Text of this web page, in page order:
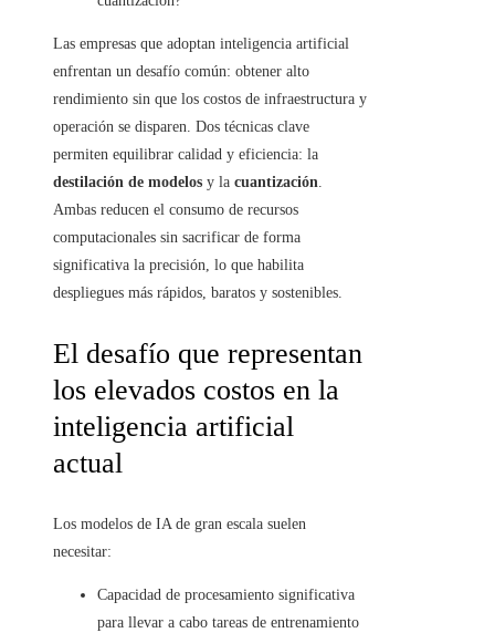
Las empresas que adoptan inteligencia artificial
enfrentan un desafío común: obtener alto
rendimiento sin que los costos de infraestructura y
operación se disparen. Dos técnicas clave
permiten equilibrar calidad y eficiencia: la
destilación de modelos y la cuantización.
Ambas reducen el consumo de recursos
computacionales sin sacrificar de forma
significativa la precisión, lo que habilita
despliegues más rápidos, baratos y sostenibles.
El desafío que representan
los elevados costos en la
inteligencia artificial
actual
Los modelos de IA de gran escala suelen
necesitar:
Capacidad de procesamiento significativa
para llevar a cabo tareas de entrenamiento